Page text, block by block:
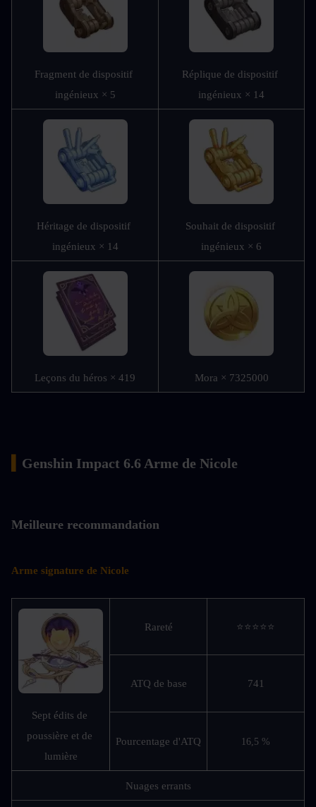
Fragment de dispositif
ingénieux × 5
Réplique de dispositif
ingénieux × 14
Héritage de dispositif
ingénieux × 14
Souhait de dispositif
ingénieux × 6
Leçons du héros × 419 Mora × 7325000
Genshin Impact 6.6 Arme de Nicole
Meilleure recommandation
Arme signature de Nicole
Sept édits de
poussière et de
lumière
Rareté ⭐⭐⭐⭐⭐
ATQ de base 741
Pourcentage d'ATQ 16,5 %
Nuages errants